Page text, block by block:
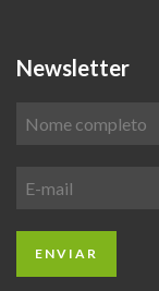
Newsletter